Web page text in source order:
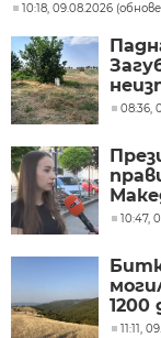
10:18, 09.08.2026
08:36,
10:47,
1200
11:11,